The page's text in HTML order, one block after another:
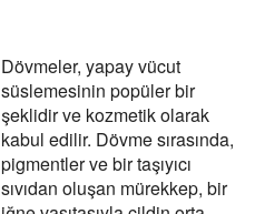
Dövmeler, yapay vücut
süslemesinin popüler bir
şeklidir ve kozmetik olarak
kabul edilir. Dövme sırasında,
pigmentler ve bir taşıyıcı
sıvıdan oluşan mürekkep, bir